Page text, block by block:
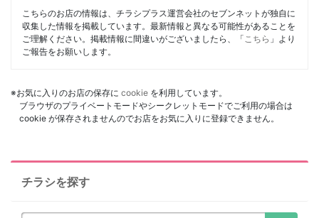
こちらのお店の情報は、チラシプラス運営会社のセブンネットが独自に
収集した情報を掲載しています。最新情報と異なる可能性があることを
ご理解ください。掲載情報に間違いがございましたら、「 こちら 」より
ご報告をお願いします。
※お気に入りのお店の保存に cookie を利用しています。
ブラウザのプライベートモードやシークレットモードでご利用の場合は
cookie が保存されませんのでお店をお気に入りに登録できません。
チラシを探す